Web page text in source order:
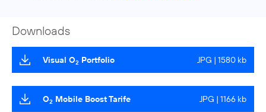
Downloads
Visual O2 Portfolio JPG | 1580 kb
O2 Mobile Boost Tarife JPG | 1166 kb